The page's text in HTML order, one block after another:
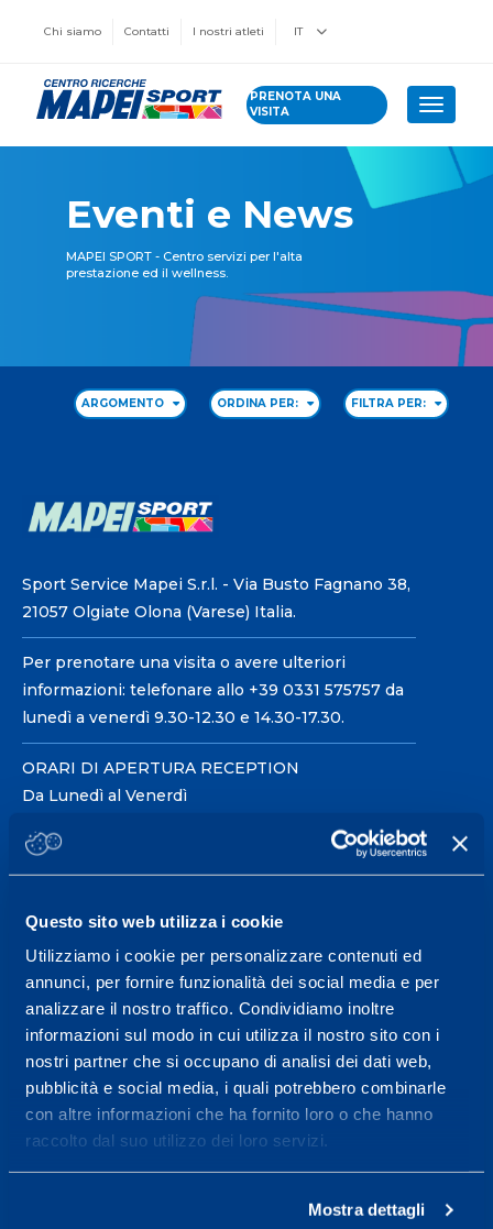
Questo sito web utilizza i cookie
Utilizziamo i cookie per personalizzare contenuti ed
annunci, per fornire funzionalità dei social media e per
analizzare il nostro traffico. Condividiamo inoltre
informazioni sul modo in cui utilizza il nostro sito con i
nostri partner che si occupano di analisi dei dati web,
pubblicità e social media, i quali potrebbero combinarle
con altre informazioni che ha fornito loro o che hanno
raccolto dal suo utilizzo dei loro servizi.
Mostra dettagli
Chi siamo Contatti I nostri atleti IT
PRENOTA UNA
VISITA
Toggle
Eventi e News
MAPEI SPORT - Centro servizi per l'alta
prestazione ed il wellness.
ARGOMENTO ORDINA PER: FILTRA PER:
Sport Service Mapei S.r.l. - Via Busto Fagnano 38,
21057 Olgiate Olona (Varese) Italia.
Per prenotare una visita o avere ulteriori
informazioni: telefonare allo +39 0331 575757 da
lunedì a venerdì 9.30-12.30 e 14.30-17.30.
ORARI DI APERTURA RECEPTION
Da Lunedì al Venerdì
Centro servizi per l'alta
prestazione ed il
wellness.
Maggiori informazioni
Servizi
Servizi Medici